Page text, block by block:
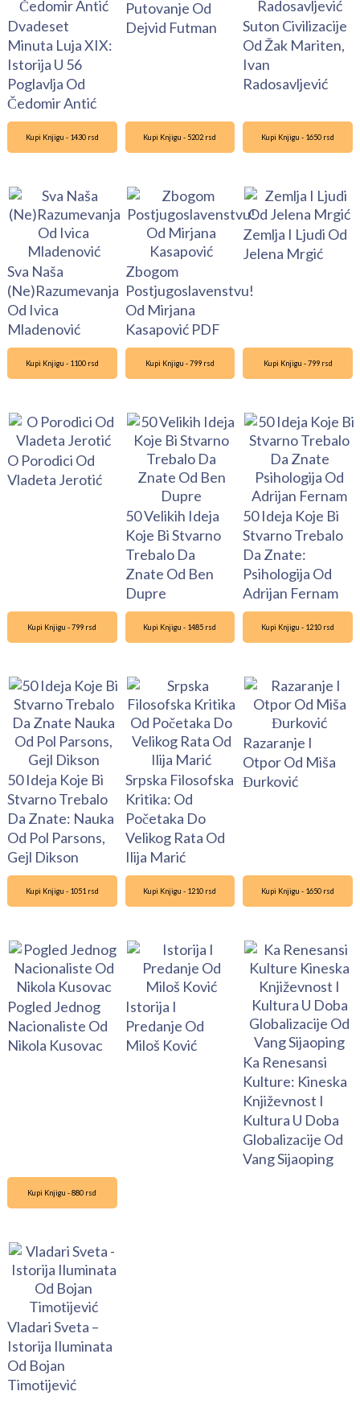
Dvadeset
Minuta Luja XIX:
Istorija U 56
Poglavlja Od
Čedomir Antić
Putovanje Od
Dejvid Futman
Suton Civilizacije
Od Žak Mariten,
Ivan
Radosavljević
Kupi Knjigu - 1430 rsd
Sva Naša
(Ne)Razumevanja
Od Ivica
Mladenović
Kupi Knjigu - 5202 rsd
Zbogom
Postjugoslavenstvu!
Od Mirjana
Kasapović PDF
Kupi Knjigu - 1650 rsd
Zemlja I Ljudi Od
Jelena Mrgić
Kupi Knjigu - 1100 rsd
O Porodici Od
Vladeta Jerotić
Kupi Knjigu - 799 rsd
50 Velikih Ideja
Koje Bi Stvarno
Trebalo Da
Znate Od Ben
Dupre
Kupi Knjigu - 799 rsd
50 Ideja Koje Bi
Stvarno Trebalo
Da Znate:
Psihologija Od
Adrijan Fernam
Kupi Knjigu - 799 rsd
50 Ideja Koje Bi
Stvarno Trebalo
Da Znate: Nauka
Od Pol Parsons,
Gejl Dikson
Kupi Knjigu - 1485 rsd
Srpska Filosofska
Kritika: Od
Početaka Do
Velikog Rata Od
Ilija Marić
Kupi Knjigu - 1210 rsd
Razaranje I
Otpor Od Miša
Đurković
Kupi Knjigu - 1051 rsd
Pogled Jednog
Nacionaliste Od
Nikola Kusovac
Kupi Knjigu - 1210 rsd
Istorija I
Predanje Od
Miloš Ković
Kupi Knjigu - 1650 rsd
Ka Renesansi
Kulture: Kineska
Književnost I
Kultura U Doba
Globalizacije Od
Vang Sijaoping
Kupi Knjigu - 880 rsd
Vladari Sveta –
Istorija Iluminata
Od Bojan
Timotijević